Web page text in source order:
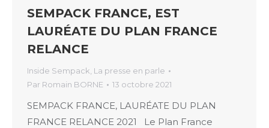
SEMPACK FRANCE, EST
LAURÉATE DU PLAN FRANCE
RELANCE
Inside Sempack La presse en parle
Par Romain BORNE 13 octobre 2021
SEMPACK FRANCE, LAURÉATE DU PLAN
FRANCE RELANCE 2021 Le Plan France